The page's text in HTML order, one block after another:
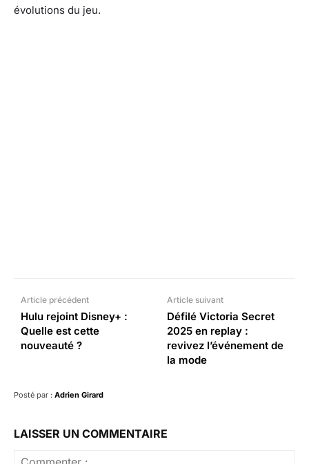
évolutions du jeu.
Article précédent
Hulu rejoint Disney+ :
Quelle est cette
nouveauté ?
Article suivant
Défilé Victoria Secret
2025 en replay :
revivez l’événement de
la mode
Posté par : Adrien Girard
LAISSER UN COMMENTAIRE